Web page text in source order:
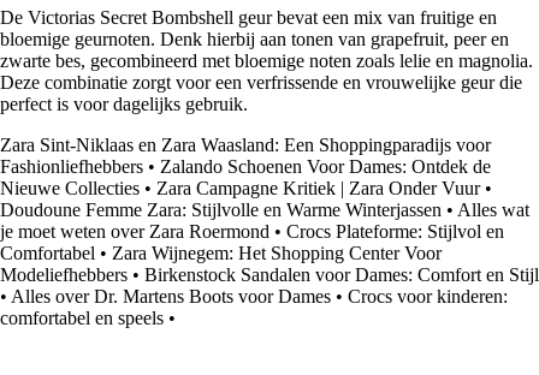
De Victorias Secret Bombshell geur bevat een mix van fruitige en
bloemige geurnoten. Denk hierbij aan tonen van grapefruit, peer en
zwarte bes, gecombineerd met bloemige noten zoals lelie en magnolia.
Deze combinatie zorgt voor een verfrissende en vrouwelijke geur die
perfect is voor dagelijks gebruik.
Zara Sint-Niklaas en Zara Waasland: Een Shoppingparadijs voor
Fashionliefhebbers • Zalando Schoenen Voor Dames: Ontdek de
Nieuwe Collecties • Zara Campagne Kritiek | Zara Onder Vuur•
Doudoune Femme Zara: Stijlvolle en Warme Winterjassen • Alles wat
je moet weten over Zara Roermond • Crocs Plateforme: Stijlvol en
Comfortabel • Zara Wijnegem: Het Shopping Center Voor
Modeliefhebbers • Birkenstock Sandalen voor Dames: Comfort en Stijl
• Alles over Dr. Martens Boots voor Dames • Crocs voor kinderen:
comfortabel en speels •